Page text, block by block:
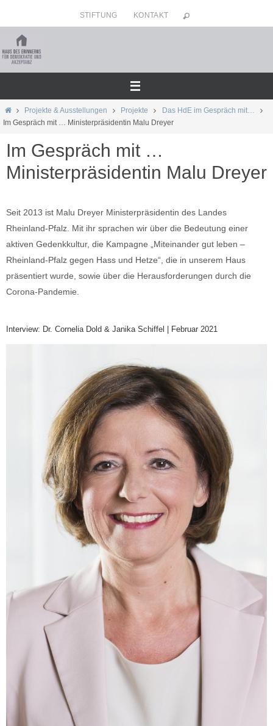
Inhalt
springen
STIFTUNG KONTAKT
HomeProjekte & Ausstellungen Projekte
Das HdE im Gespräch mit…
Im Gespräch mit … Ministerpräsidentin Malu Dreyer
Im Gespräch mit …
Ministerpräsidentin Malu Dreyer
Seit 2013 ist Malu Dreyer Ministerpräsidentin des Landes
Rheinland-Pfalz. Mit ihr sprachen wir über die Bedeutung einer
aktiven Gedenkkultur, die Kampagne „Miteinander gut leben –
Rheinland-Pfalz gegen Hass und Hetze“, die in unserem Haus
präsentiert wurde, sowie über die Herausforderungen durch die
Corona-Pandemie.
Interview: Dr. Cornelia Dold & Janika Schiffel | Februar 2021